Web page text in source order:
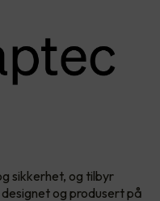
sikkerhet, og tilbyr
og produsert på